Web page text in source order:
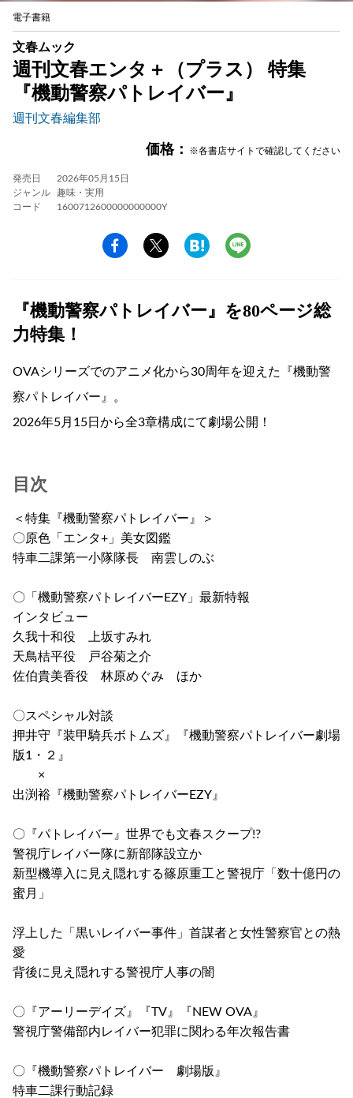
電子書籍
文春ムック
週刊文春エンタ＋（プラス） 特集
『機動警察パトレイバー』
週刊文春編集部
価格： ※各書店サイトで確認してください
発売日
2026年05月15日
ジャンル
趣味・実用
コード
1600712600000000000Y
『機動警察パトレイバー』を80ページ総
力特集！
OVAシリーズでのアニメ化から30周年を迎えた『機動警
察パトレイバー』。
2026年5月15日から全3章構成にて劇場公開！
目次
＜特集『機動警察パトレイバー』＞
〇原色「エンタ+」美女図鑑
特車二課第一小隊隊長 南雲しのぶ
〇「機動警察パトレイバーEZY」最新特報
インタビュー
久我十和役 上坂すみれ
天鳥桔平役 戸谷菊之介
佐伯貴美香役 林原めぐみ ほか
〇スペシャル対談
押井守『装甲騎兵ボトムズ』『機動警察パトレイバー劇場
版1・２』
×
出渕裕『機動警察パトレイバーEZY』
〇『パトレイバー』世界でも文春スクープ!?
警視庁レイバー隊に新部隊設立か
新型機導入に見え隠れする篠原重工と警視庁「数十億円の
蜜月」
浮上した「黒いレイバー事件」首謀者と女性警察官との熱
愛
背後に見え隠れする警視庁人事の闇
〇『アーリーデイズ』『TV』『NEW OVA』
警視庁警備部内レイバー犯罪に関わる年次報告書
〇『機動警察パトレイバー 劇場版』
特車二課行動記録